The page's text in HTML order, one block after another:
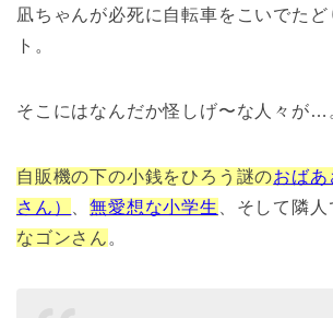
凪ちゃんが必死に自転車をこいでたど
ト。
そこにはなんだか怪しげ〜な人々が…
自販機の下の小銭をひろう謎のおばあ
さん）
、無愛想な小学生 、そして隣人
なゴンさん 。